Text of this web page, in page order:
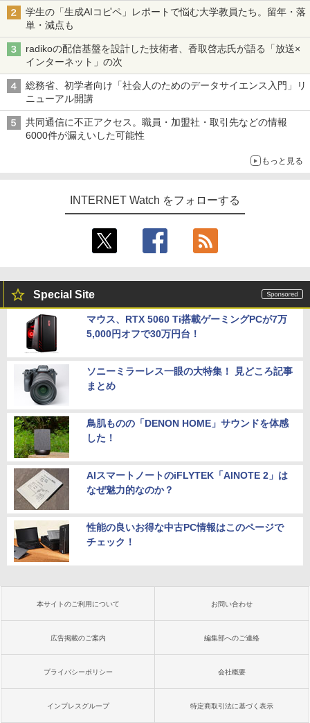
学生の「生成AIコピペ」レポートで悩む大学教員たち。留年・落
単・減点も
radikoの配信基盤を設計した技術者、香取啓志氏が語る「放送×
インターネット」の次
総務省、初学者向け「社会人のためのデータサイエンス入門」リ
ニューアル開講
共同通信に不正アクセス。職員・加盟社・取引先などの情報
6000件が漏えいした可能性
もっと見る
INTERNET Watch をフォローする
Special Site
マウス、RTX 5060 Ti搭載ゲーミングPCが7万
5,000円オフで30万円台！
ソニーミラーレス一眼の大特集！ 見どころ記事
まとめ
鳥肌ものの「DENON HOME」サウンドを体感
した！
AIスマートノートのiFLYTEK「AINOTE 2」は
なぜ魅力的なのか？
性能の良いお得な中古PC情報はこのページで
チェック！
本サイトのご利用について お問い合わせ
広告掲載のご案内 編集部へのご連絡
プライバシーポリシー 会社概要
インプレスグループ 特定商取引法に基づく表示